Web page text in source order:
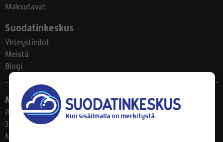
Maksutavat
Suodatinkeskus
Yhteystiedot
Meistä
Blogi
Myymälä
Ahlmanintie 61
33800 Tampere
Ma–Pe 8–17